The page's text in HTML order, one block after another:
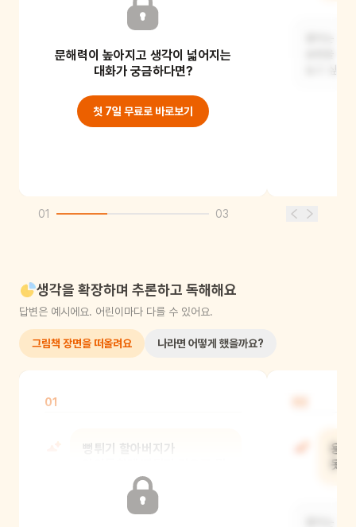
자연의 생명력이 담겨 있다고 생각해서
모았을 거예요. 그
문해력이 높아지고 생각이 넓어지는
대화가 궁금하다면?
첫 7일 무료로 바로보기
놀고 싶었
01 03
생각을 확장하며 추론하고 독해해요
답변은 예시에요. 어린이마다 다를 수 있어요.
그림책 장면을 떠올려요 나라면 어떻게 했을까요?
01
뻥튀기 할아버지가
용
못